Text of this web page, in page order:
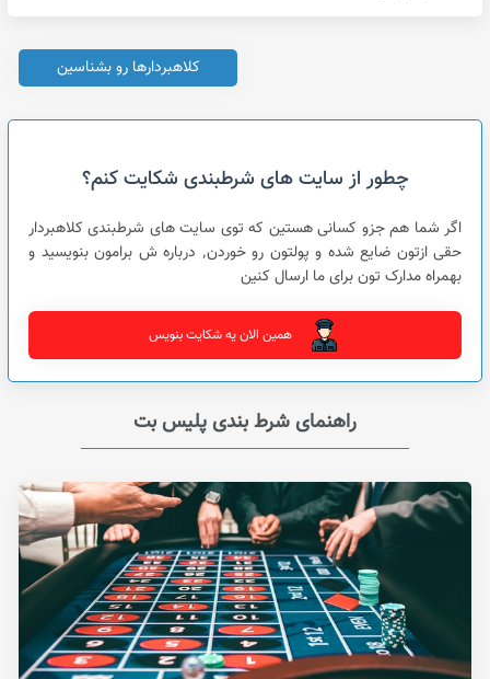
کلاهبردارها رو بشناسین
چطور از سایت های شرطبندی شکایت کنم؟
اگر شما هم جزو کسانی هستین که توی سایت های شرطبندی کلاهبردار
حقی ازتون ضایع شده و پولتون رو خوردن٬ درباره ش برامون بنویسید و
بهمراه مدارک تون برای ما ارسال کنین
همین الان یه شکایت بنویس
راهنمای شرط بندی پلیس بت